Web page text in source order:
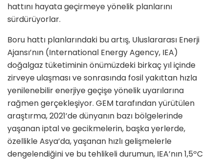
hattını hayata geçirmeye yönelik planlarını
sürdürüyorlar.
Boru hattı planlarındaki bu artış, Uluslararası Enerji
Ajansı’nın (International Energy Agency, IEA)
doğalgaz tüketiminin önümüzdeki birkaç yıl içinde
zirveye ulaşması ve sonrasında fosil yakıttan hızla
yenilenebilir enerjiye geçişe yönelik uyarılarına
rağmen gerçekleşiyor. GEM tarafından yürütülen
araştırma, 2021’de dünyanın bazı bölgelerinde
yaşanan iptal ve gecikmelerin, başka yerlerde,
özellikle Asya’da, yaşanan hızlı gelişmelerle
dengelendiğini ve bu tehlikeli durumun, IEA’nın 1,5ºC